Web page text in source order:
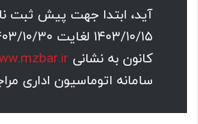
آید، ابتدا جهت پیش ثبت
کانون به نشانی
سامانه اتوماسیون اداری